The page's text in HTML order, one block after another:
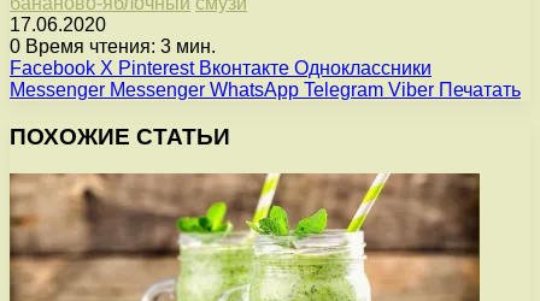
17.06.2020
0 Время чтения: 3 мин.
Facebook X Pinterest Вконтакте Одноклассники
Messenger Messenger WhatsApp Telegram Viber Печатать
ПОХОЖИЕ СТАТЬИ